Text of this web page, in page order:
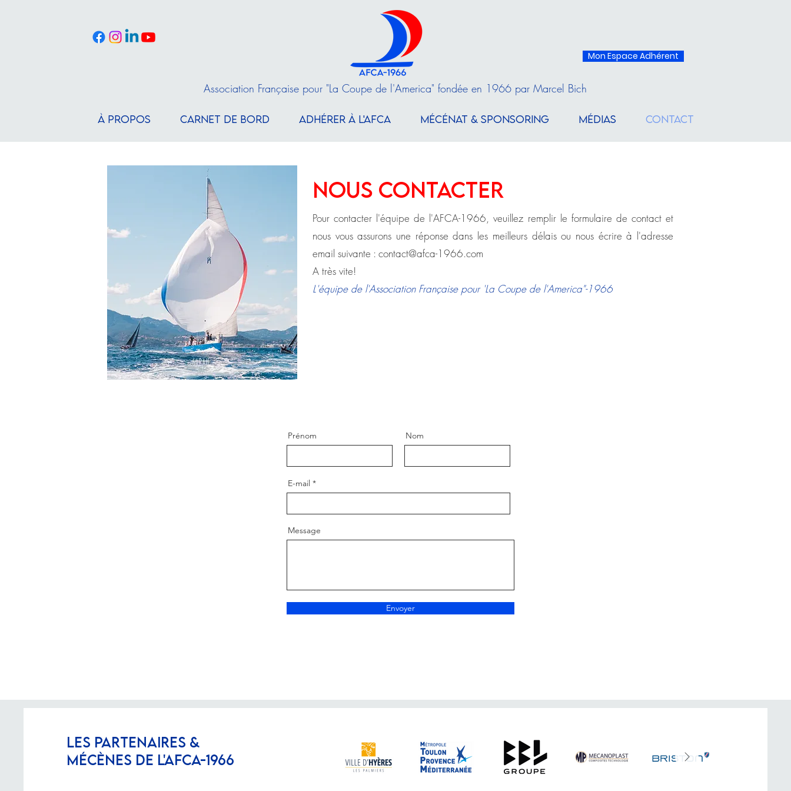
Association Française pour "La Coupe de l'America" fondée en 1966 par Marcel Bich
Mon Espace Adhérent
À PROPOS CARNET DE BORD ADHÉRER À L'AFCA MÉCÉNAT & SPONSORING MÉDIAS CONTACT
NOUS CONTACTER
Pour contacter l'équipe de l'AFCA-1966, veuillez remplir le formulaire de contact et
nous vous assurons une réponse dans les meilleurs délais ou nous écrire à l'adresse
email suivante : contact@afca-1966.com
A très vite!
L'équipe de l'Association Française pour 'La Coupe de l'America"-1966
Prénom Nom
E-mail
Message
Envoyer
LES PARTENAIRES &
MÉCÈNES DE L'AFCA-1966